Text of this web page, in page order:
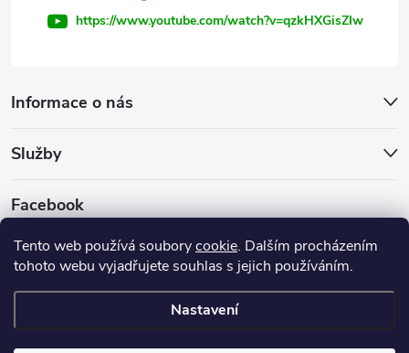
Tento web používá souborycookie. Dalším procházením
tohoto webu vyjadřujete souhlas s jejich používáním.
Nastavení
Informace o nás
Služby
Facebook
https://www.youtube.com/watch?v=qzkHXGisZIw